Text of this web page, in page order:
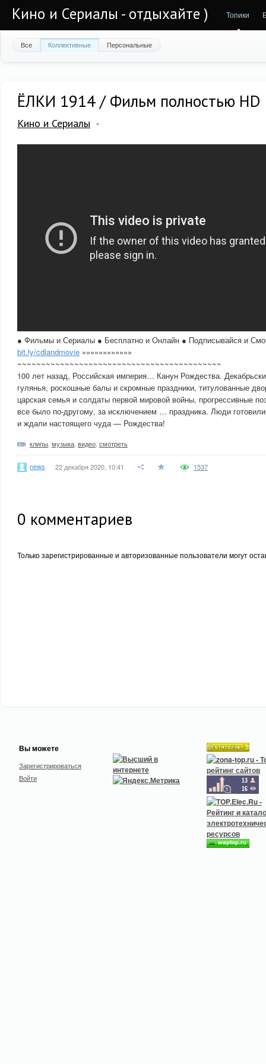
Кино и Сериалы - отдыхайте ) Топики
Все Коллективные Персональные
ЁЛКИ 1914 / Фильм полностью HD
Кино и Сериалы
● Фильмы и Сериалы ● Бесплатно и Онлайн ● Подписывайся и
bit.ly/cdlandmovie »»»»»»»»»»»»
~~~~~~~~~~~~~~~~~~~~~~~~~~~~~~~~~~~~~~~~~~~
100 лет назад, Российская империя… Канун Рождества.
гулянья, роскошные балы и скромные праздники, титулованные
царская семья и солдаты первой мировой войны, прогрессивные
все было по-другому, за исключением … праздника. Люди
и ждали настоящего чуда — Рождества!
клипы музыка видео смотреть
news 22 декабря 2020, 10:41 1537
0 комментариев
Только зарегистрированные и авторизованные пользователи могут
Вы можете
Зарегистрироваться
Войти